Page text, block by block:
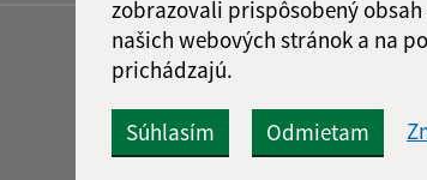
zobrazovali prispôsobený
našich webových stránok a na
prichádzajú.
Súhlasím Odmietam